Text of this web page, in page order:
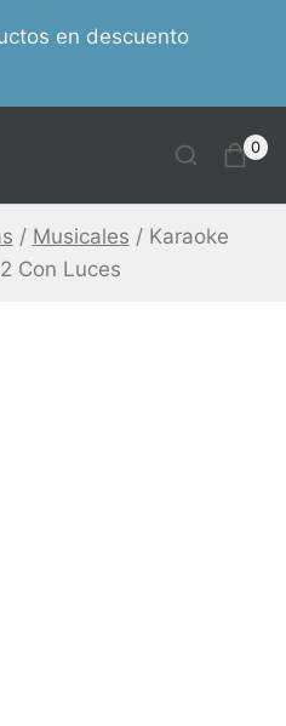
en descuento
0
/ Musicales / Karaoke
Con Luces